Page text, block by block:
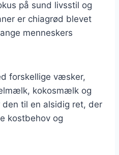
på sund livsstil og
er chiagrød blevet
menneskers
forskellige væsker,
kokosmælk og
til en alsidig ret, der
kostbehov og